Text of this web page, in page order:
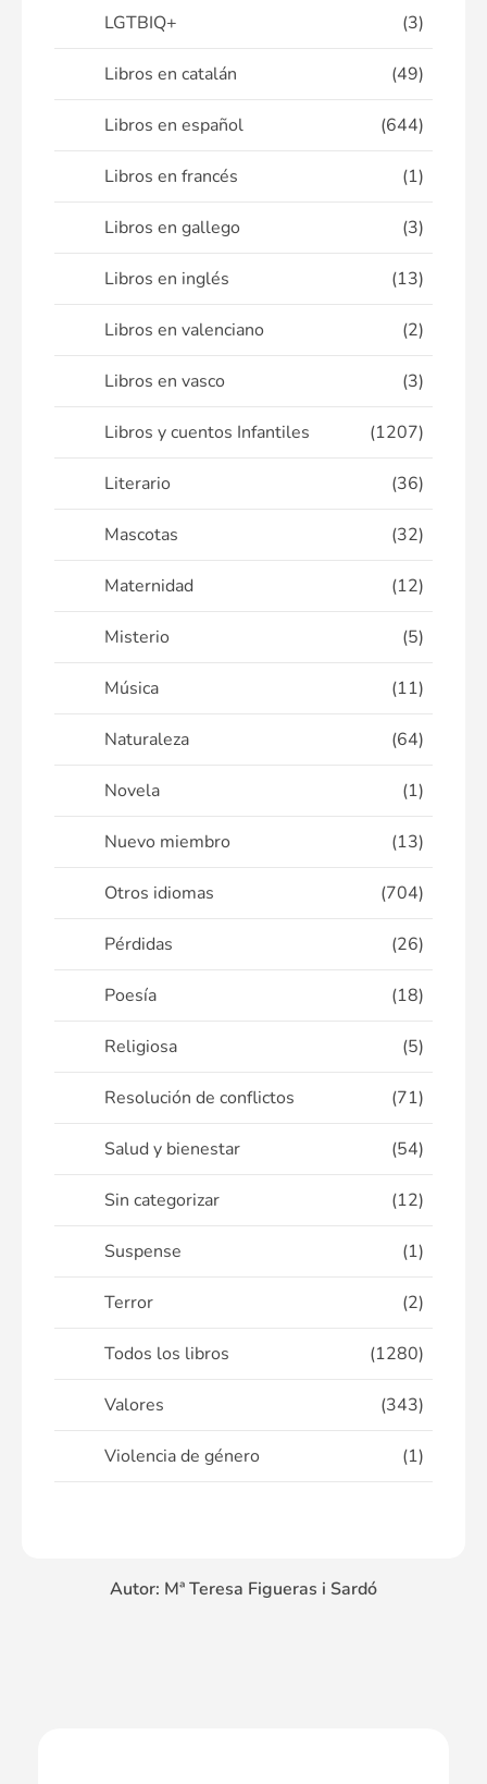
LGTBIQ+ (3)
Libros en catalán (49)
Libros en español (644)
Libros en francés (1)
Libros en gallego (3)
Libros en inglés (13)
Libros en valenciano (2)
Libros en vasco (3)
Libros y cuentos Infantiles (1207)
Literario (36)
Mascotas (32)
Maternidad (12)
Misterio (5)
Música (11)
Naturaleza (64)
Novela (1)
Nuevo miembro (13)
Otros idiomas (704)
Pérdidas (26)
Poesía (18)
Religiosa (5)
Resolución de conflictos (71)
Salud y bienestar (54)
Sin categorizar (12)
Suspense (1)
Terror (2)
Todos los libros (1280)
Valores (343)
Violencia de género (1)
Autor: Mª Teresa Figueras i Sardó